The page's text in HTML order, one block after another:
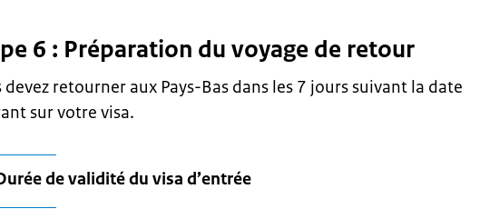
6 : Préparation du voyage de retour
devez retourner aux Pays-Bas dans les 7 jours suivant la date
sur votre visa.
de validité du visa d’entrée